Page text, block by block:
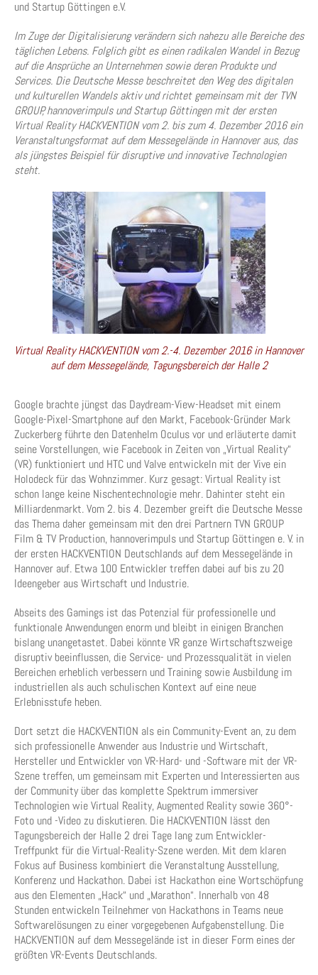
und Startup Göttingen e.V.
Im Zuge der Digitalisierung verändern sich nahezu alle Bereiche des
täglichen Lebens. Folglich gibt es einen radikalen Wandel in Bezug
auf die Ansprüche an Unternehmen sowie deren Produkte und
Services. Die Deutsche Messe beschreitet den Weg des digitalen
und kulturellen Wandels aktiv und richtet gemeinsam mit der TVN
GROUP, hannoverimpuls und Startup Göttingen mit der ersten
Virtual Reality HACKVENTION vom 2. bis zum 4. Dezember 2016 ein
Veranstaltungsformat auf dem Messegelände in Hannover aus, das
als jüngstes Beispiel für disruptive und innovative Technologien
steht.
Virtual Reality HACKVENTION vom 2.-4. Dezember 2016 in Hannover
auf dem Messegelände, Tagungsbereich der Halle 2
Google brachte jüngst das Daydream-View-Headset mit einem
Google-Pixel-Smartphone auf den Markt, Facebook-Gründer Mark
Zuckerberg führte den Datenhelm Oculus vor und erläuterte damit
seine Vorstellungen, wie Facebook in Zeiten von „Virtual Reality“
(VR) funktioniert und HTC und Valve entwickeln mit der Vive ein
Holodeck für das Wohnzimmer. Kurz gesagt: Virtual Reality ist
schon lange keine Nischentechnologie mehr. Dahinter steht ein
Milliardenmarkt. Vom 2. bis 4. Dezember greift die Deutsche Messe
das Thema daher gemeinsam mit den drei Partnern TVN GROUP
Film & TV Production, hannoverimpuls und Startup Göttingen e. V. in
der ersten HACKVENTION Deutschlands auf dem Messegelände in
Hannover auf. Etwa 100 Entwickler treffen dabei auf bis zu 20
Ideengeber aus Wirtschaft und Industrie.
Abseits des Gamings ist das Potenzial für professionelle und
funktionale Anwendungen enorm und bleibt in einigen Branchen
bislang unangetastet. Dabei könnte VR ganze Wirtschaftszweige
disruptiv beeinflussen, die Service- und Prozessqualität in vielen
Bereichen erheblich verbessern und Training sowie Ausbildung im
industriellen als auch schulischen Kontext auf eine neue
Erlebnisstufe heben.
Dort setzt die HACKVENTION als ein Community-Event an, zu dem
sich professionelle Anwender aus Industrie und Wirtschaft,
Hersteller und Entwickler von VR-Hard- und -Software mit der VR-
Szene treffen, um gemeinsam mit Experten und Interessierten aus
der Community über das komplette Spektrum immersiver
Technologien wie Virtual Reality, Augmented Reality sowie 360°-
Foto und -Video zu diskutieren. Die HACKVENTION lässt den
Tagungsbereich der Halle 2 drei Tage lang zum Entwickler-
Treffpunkt für die Virtual-Reality-Szene werden. Mit dem klaren
Fokus auf Business kombiniert die Veranstaltung Ausstellung,
Konferenz und Hackathon. Dabei ist Hackathon eine Wortschöpfung
aus den Elementen „Hack“ und „Marathon“. Innerhalb von 48
Stunden entwickeln Teilnehmer von Hackathons in Teams neue
Softwarelösungen zu einer vorgegebenen Aufgabenstellung. Die
HACKVENTION auf dem Messegelände ist in dieser Form eines der
größten VR-Events Deutschlands.